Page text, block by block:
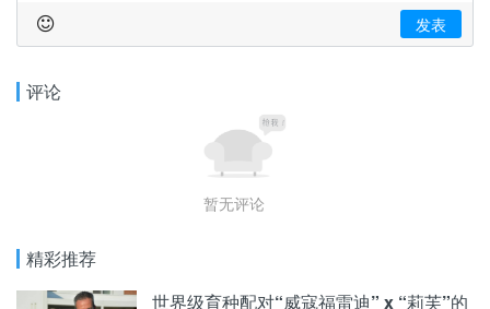
发表
评论
暂无评论
精彩推荐
世界级育种配对“威寇福雷迪” x “莉芙”的